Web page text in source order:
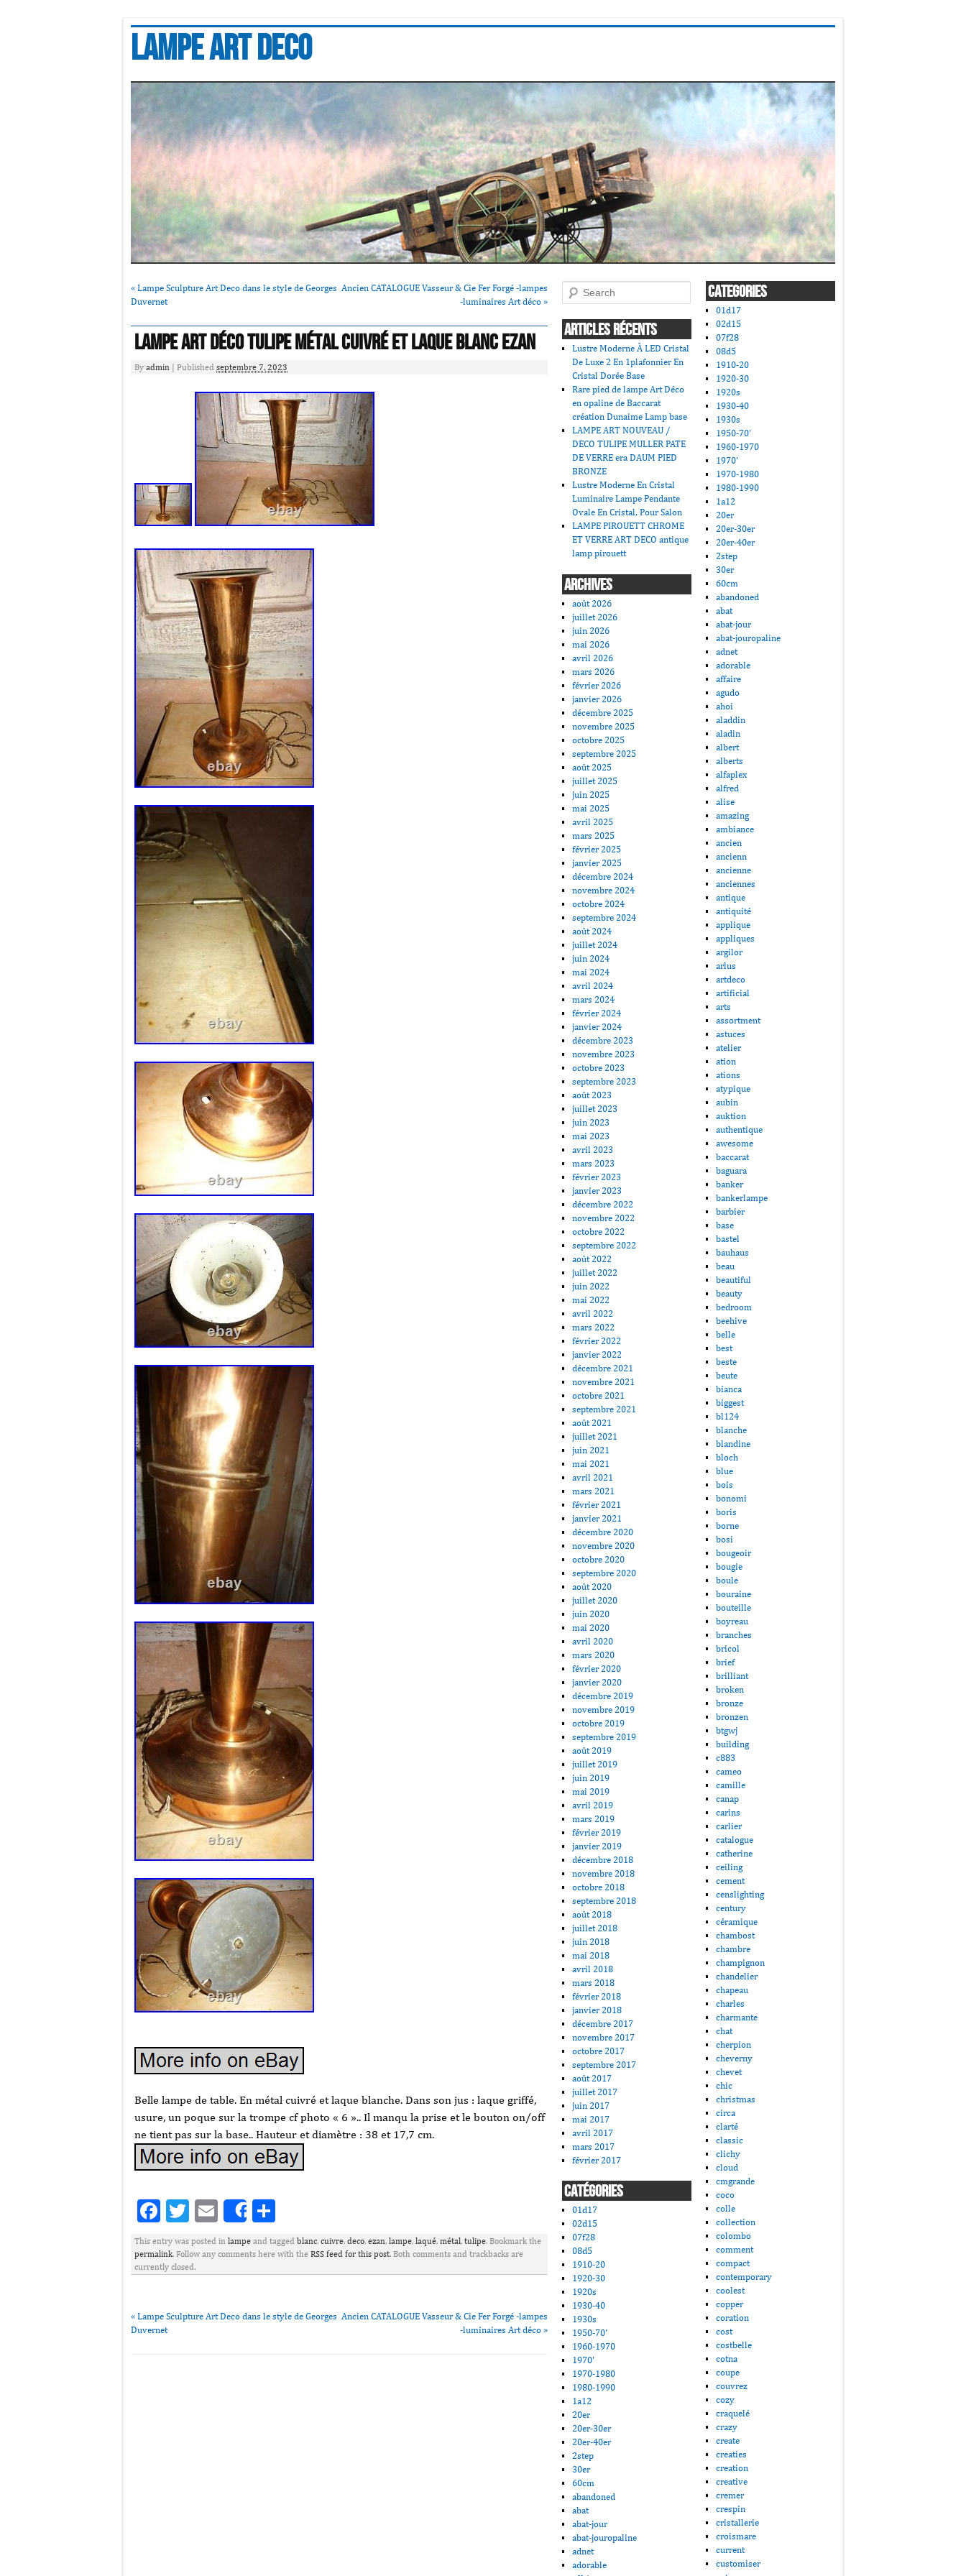
Lampe art deco
« Lampe Sculpture Art Deco dans le style de Georges
Duvernet
Ancien CATALOGUE Vasseur & Cie Fer Forgé -lampes
-luminaires Art déco »
Lampe art déco tulipe métal cuivré et laque blanc Ezan
By admin Published septembre 7, 2023
Belle lampe de table. En métal cuivré et laque blanche. Dans son jus : laque griffé,
usure, un poque sur la trompe cf photo « 6 ».. Il manqu la prise et le bouton on/off
ne tient pas sur la base.. Hauteur et diamètre : 38 et 17,7 cm.
Facebook
Twitter
EmailShare
This entry was posted in lampe and tagged blanc, cuivre, deco, ezan, lampe, laqué, métal, tulipe. Bookmark the
permalink. Follow any comments here with the RSS feed for this post. Both comments and trackbacks are
currently closed.
« Lampe Sculpture Art Deco dans le style de Georges
Duvernet
Ancien CATALOGUE Vasseur & Cie Fer Forgé -lampes
-luminaires Art déco »
Search
ARTICLES RÉCENTS
Lustre Moderne À LED Cristal
De Luxe 2 En 1plafonnier En
Cristal Dorée Base
Rare pied de lampe Art Déco
en opaline de Baccarat
création Dunaime Lamp base
LAMPE ART NOUVEAU /
DECO TULIPE MULLER PATE
DE VERRE era DAUM PIED
BRONZE
Lustre Moderne En Cristal
Luminaire Lampe Pendante
Ovale En Cristal, Pour Salon
LAMPE PIROUETT CHROME
ET VERRE ART DECO antique
lamp pirouett
ARCHIVES
août 2026
juillet 2026
juin 2026
mai 2026
avril 2026
mars 2026
février 2026
janvier 2026
décembre 2025
novembre 2025
octobre 2025
septembre 2025
août 2025
juillet 2025
juin 2025
mai 2025
avril 2025
mars 2025
février 2025
janvier 2025
décembre 2024
novembre 2024
octobre 2024
septembre 2024
août 2024
juillet 2024
juin 2024
mai 2024
avril 2024
mars 2024
février 2024
janvier 2024
décembre 2023
novembre 2023
octobre 2023
septembre 2023
août 2023
juillet 2023
juin 2023
mai 2023
avril 2023
mars 2023
février 2023
janvier 2023
décembre 2022
novembre 2022
octobre 2022
septembre 2022
août 2022
juillet 2022
juin 2022
mai 2022
avril 2022
mars 2022
février 2022
janvier 2022
décembre 2021
novembre 2021
octobre 2021
septembre 2021
août 2021
juillet 2021
juin 2021
mai 2021
avril 2021
mars 2021
février 2021
janvier 2021
décembre 2020
novembre 2020
octobre 2020
septembre 2020
août 2020
juillet 2020
juin 2020
mai 2020
avril 2020
mars 2020
février 2020
janvier 2020
décembre 2019
novembre 2019
octobre 2019
septembre 2019
août 2019
juillet 2019
juin 2019
mai 2019
avril 2019
mars 2019
février 2019
janvier 2019
décembre 2018
novembre 2018
octobre 2018
septembre 2018
août 2018
juillet 2018
juin 2018
mai 2018
avril 2018
mars 2018
février 2018
janvier 2018
décembre 2017
novembre 2017
octobre 2017
septembre 2017
août 2017
juillet 2017
juin 2017
mai 2017
avril 2017
mars 2017
février 2017
CATÉGORIES
01d17
02d15
07f28
08d5
1910-20
1920-30
1920s
1930-40
1930s
1950-70'
1960-1970
1970'
1970-1980
1980-1990
1a12
20er
20er-30er
20er-40er
2step
30er
60cm
abandoned
abat
abat-jour
abat-jouropaline
adnet
adorable
CATEGORIES
01d17
02d15
07f28
08d5
1910-20
1920-30
1920s
1930-40
1930s
1950-70'
1960-1970
1970'
1970-1980
1980-1990
1a12
20er
20er-30er
20er-40er
2step
30er
60cm
abandoned
abat
abat-jour
abat-jouropaline
adnet
adorable
affaire
agudo
ahoi
aladdin
aladin
albert
alberts
alfaplex
alfred
alise
amazing
ambiance
ancien
ancienn
ancienne
anciennes
antique
antiquité
applique
appliques
argilor
arlus
artdeco
artificial
arts
assortment
astuces
atelier
ation
ations
atypique
aubin
auktion
authentique
awesome
baccarat
baguara
banker
bankerlampe
barbier
base
bastel
bauhaus
beau
beautiful
beauty
bedroom
beehive
belle
best
beste
beute
bianca
biggest
bl124
blanche
blandine
bloch
blue
bois
bonomi
boris
borne
bosi
bougeoir
bougie
boule
bouraine
bouteille
boyreau
branches
bricol
brief
brilliant
broken
bronze
bronzen
btgwj
building
c883
cameo
camille
canap
carins
carlier
catalogue
catherine
ceiling
cement
censlighting
century
céramique
chambost
chambre
champignon
chandelier
chapeau
charles
charmante
chat
cherpion
cheverny
chevet
chic
christmas
circa
clarté
classic
clichy
cloud
cmgrande
coco
colle
collection
colombo
comment
compact
contemporary
coolest
copper
coration
cost
costbelle
cotna
coupe
couvrez
cozy
craquelé
crazy
create
creaties
creation
creative
cremer
crespin
cristallerie
croismare
current
customiser